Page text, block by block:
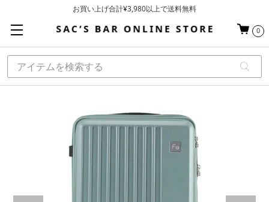
お買い上げ合計¥3,980以上で送料無料
当日～翌営業日を目安に順次発送（一部お取り寄せ商品を除く）
0